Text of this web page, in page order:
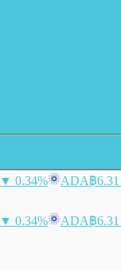
▼ 0.34% ADA฿6.31
▼ 0.34% ADA฿6.31